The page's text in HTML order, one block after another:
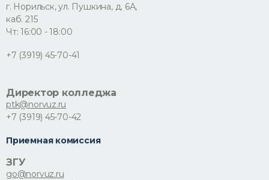
г. Норильск, ул. Пушкина, д. 6А,
каб. 215
Чт: 16:00 - 18:00
+7 (3919) 45-70-41
Директор колледжа
ptk@norvuz.ru
+7 (3919) 45-70-42
Приемная комиссия
ЗГУ
go@norvuz.ru